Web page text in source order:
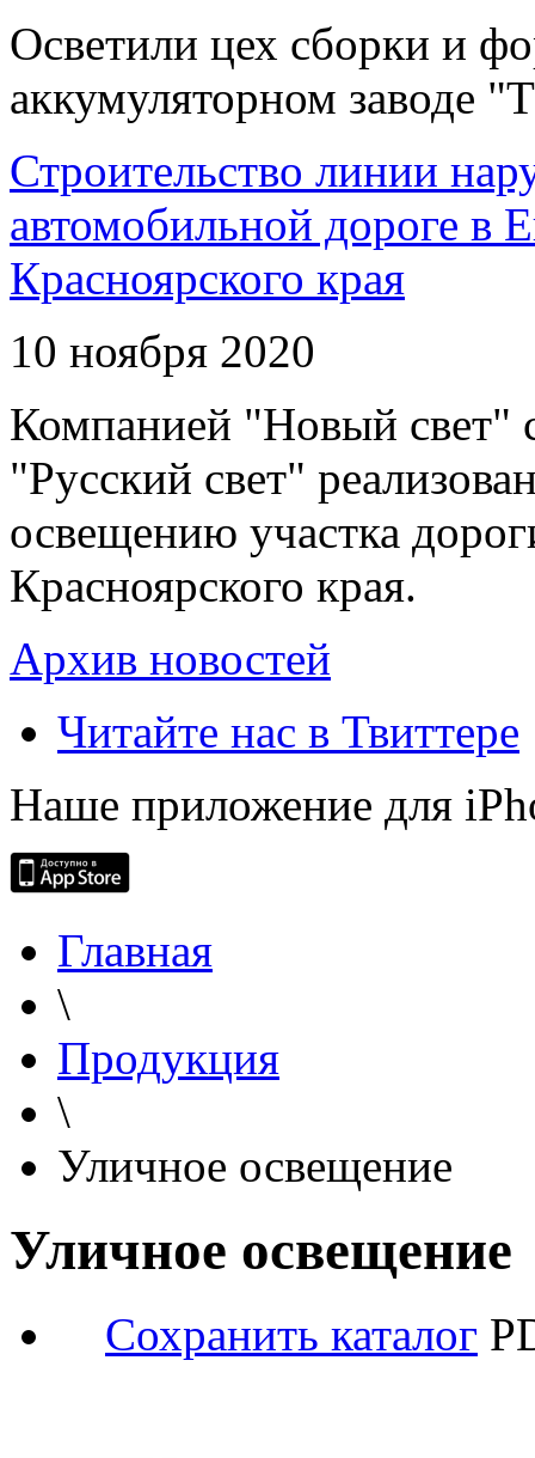
Осветили цех сборки и
аккумуляторном заводе
Строительство линии
автомобильной дороге в
Красноярского края
10 ноября 2020
Компанией "Новый свет"
"Русский свет"
освещению участка
Красноярского края.
Архив новостей
Читайте нас в Твиттере
Наше приложение для
Главная
\
Продукция
\
Уличное освещение
Уличное освещение
Сохранить каталог